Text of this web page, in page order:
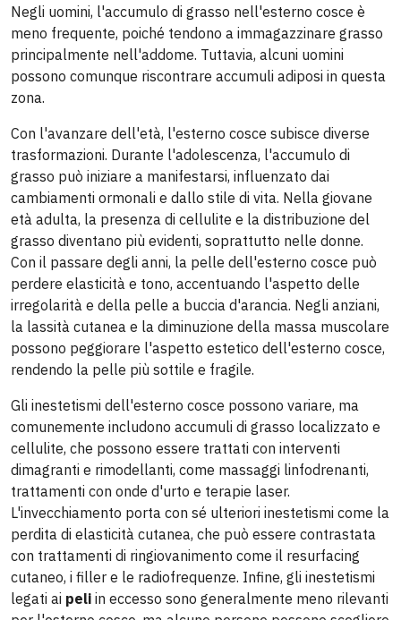
Negli uomini, l'accumulo di grasso nell'esterno cosce è
meno frequente, poiché tendono a immagazzinare grasso
principalmente nell'addome. Tuttavia, alcuni uomini
possono comunque riscontrare accumuli adiposi in questa
zona.
Con l'avanzare dell'età, l'esterno cosce subisce diverse
trasformazioni. Durante l'adolescenza, l'accumulo di
grasso può iniziare a manifestarsi, influenzato dai
cambiamenti ormonali e dallo stile di vita. Nella giovane
età adulta, la presenza di cellulite e la distribuzione del
grasso diventano più evidenti, soprattutto nelle donne.
Con il passare degli anni, la pelle dell'esterno cosce può
perdere elasticità e tono, accentuando l'aspetto delle
irregolarità e della pelle a buccia d'arancia. Negli anziani,
la lassità cutanea e la diminuzione della massa muscolare
possono peggiorare l'aspetto estetico dell'esterno cosce,
rendendo la pelle più sottile e fragile.
Gli inestetismi dell'esterno cosce possono variare, ma
comunemente includono accumuli di grasso localizzato e
cellulite, che possono essere trattati con interventi
dimagranti e rimodellanti, come massaggi linfodrenanti,
trattamenti con onde d'urto e terapie laser.
L'invecchiamento porta con sé ulteriori inestetismi come la
perdita di elasticità cutanea, che può essere contrastata
con trattamenti di ringiovanimento come il resurfacing
cutaneo, i filler e le radiofrequenze. Infine, gli inestetismi
legati ai peli in eccesso sono generalmente meno rilevanti